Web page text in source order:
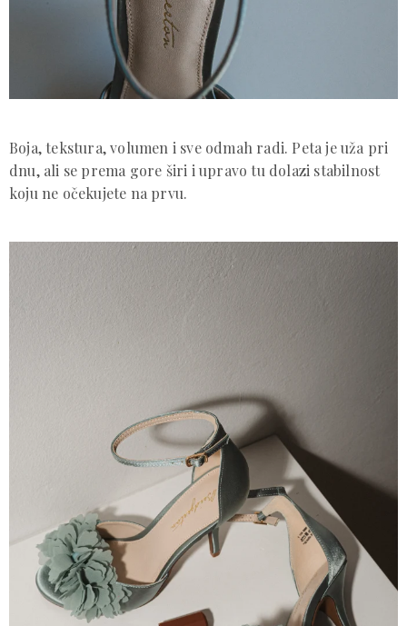
Boja, tekstura, volumen i sve odmah radi. Peta je uža pri
dnu, ali se prema gore širi i upravo tu dolazi stabilnost
koju ne očekujete na prvu.